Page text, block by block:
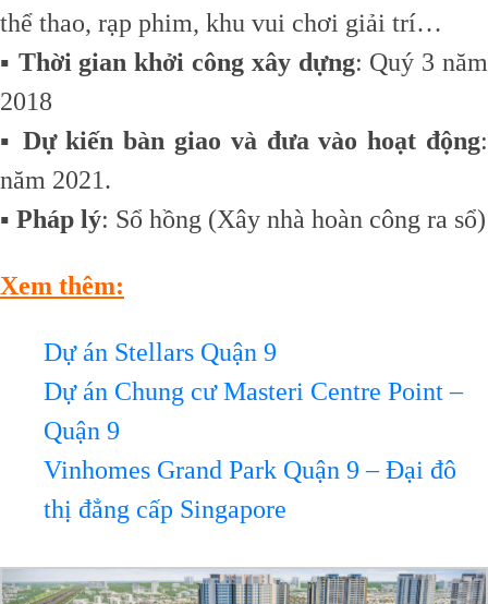
thể thao, rạp phim, khu vui chơi giải trí…
▪️ Thời gian khởi công xây dựng: Quý 3 năm
2018
▪️ Dự kiến bàn giao và đưa vào hoạt động:
năm 2021.
▪️ Pháp lý: Sổ hồng (Xây nhà hoàn công ra sổ)
Xem thêm:
Dự án Stellars Quận 9
Dự án Chung cư Masteri Centre Point –
Quận 9
Vinhomes Grand Park Quận 9 – Đại đô
thị đẳng cấp Singapore